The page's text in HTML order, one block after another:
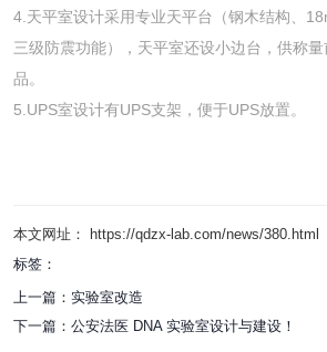
4.天平室设计采用专业天平台（钢木结构、
三级防震功能），天平室还设小边台，供称
品。
5.UPS室设计有UPS支架，便于UPS放置。
本文网址： https://qdzx-lab.com/news/380.html
标签：
上一篇： 实验室改造
下一篇： 公安法医 DNA 实验室设计与建设！